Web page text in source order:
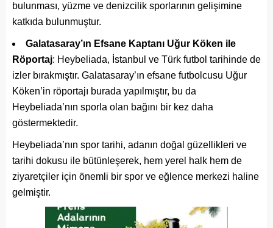
bulunması, yüzme ve denizcilik sporlarının gelişimine
katkıda bulunmuştur.
Galatasaray’ın Efsane Kaptanı Uğur Köken ile
Röportaj: Heybeliada, İstanbul ve Türk futbol tarihinde de
izler bırakmıştır. Galatasaray’ın efsane futbolcusu Uğur
Köken’in röportajı burada yapılmıştır, bu da
Heybeliada’nın sporla olan bağını bir kez daha
göstermektedir.
Heybeliada’nın spor tarihi, adanın doğal güzellikleri ve
tarihi dokusu ile bütünleşerek, hem yerel halk hem de
ziyaretçiler için önemli bir spor ve eğlence merkezi haline
gelmiştir.